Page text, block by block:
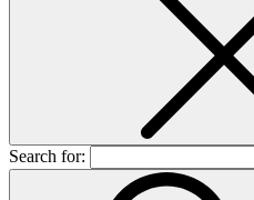
Search for: